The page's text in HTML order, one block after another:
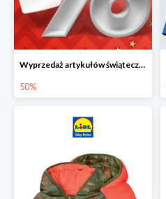
Wyprzedaż artykułów świątecznych w Lidlu Online
50%